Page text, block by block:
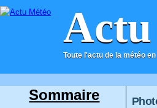
Toute l'actu de la météo
ACCUEIL CONTACT
Sommaire